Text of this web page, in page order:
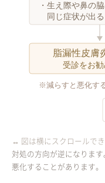
・生え際や鼻の
同じ症状が出る
脂漏性皮膚
受診をお
※減らすと悪化す
対処の方向が逆になりま
悪化することがあります。